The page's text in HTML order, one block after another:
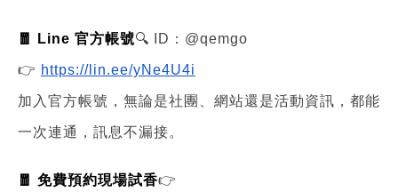
🧧 Line 官方帳號🔍 ID：@qemgo
👉 https://lin.ee/yNe4U4i
加入官方帳號，無論是社團、網站還是活動資訊，都能
一次連通，訊息不漏接。
🧧 免費預約現場試香👉